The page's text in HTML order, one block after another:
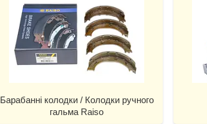
Барабанні колодки / Колодки ручного
гальма Raiso